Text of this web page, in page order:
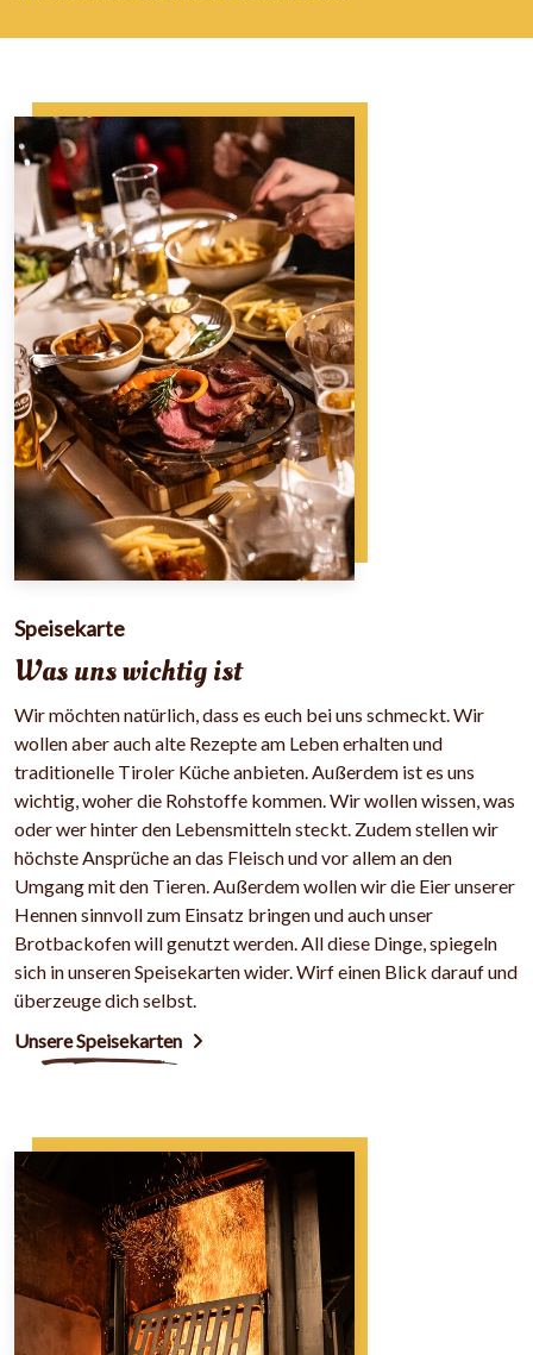
Speisekarte
Was uns wichtig ist
Wir möchten natürlich, dass es euch bei uns schmeckt. Wir
wollen aber auch alte Rezepte am Leben erhalten und
traditionelle Tiroler Küche anbieten. Außerdem ist es uns
wichtig, woher die Rohstoffe kommen. Wir wollen wissen, was
oder wer hinter den Lebensmitteln steckt. Zudem stellen wir
höchste Ansprüche an das Fleisch und vor allem an den
Umgang mit den Tieren. Außerdem wollen wir die Eier unserer
Hennen sinnvoll zum Einsatz bringen und auch unser
Brotbackofen will genutzt werden. All diese Dinge, spiegeln
sich in unseren Speisekarten wider. Wirf einen Blick darauf und
überzeuge dich selbst.
Unsere Speisekarten